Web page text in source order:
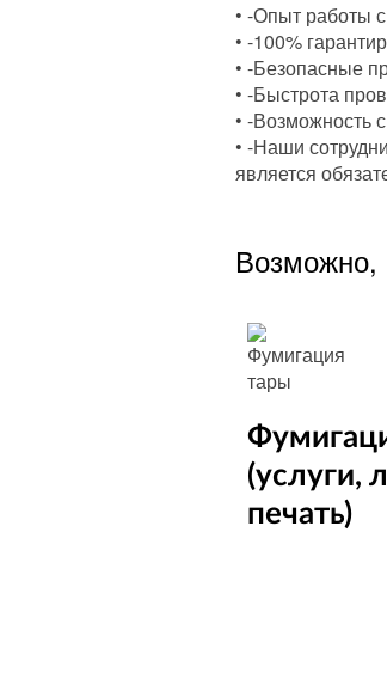
• -Опыт работы
• -100%
• -Безопасные
• -Быстрота
• -Возможность
• -Наши
является
Возможно,
(услуги,
печать)